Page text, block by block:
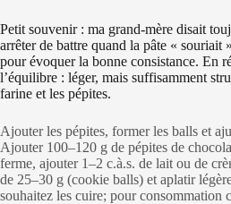
Petit souvenir : ma grand-mère disait
arrêter de battre quand la pâte « souriait
pour évoquer la bonne consistance. En
l’équilibre : léger, mais suffisamment
farine et les pépites.
Ajouter les pépites, former les balls et
Ajouter 100–120 g de pépites de
ferme, ajouter 1–2 c.à.s. de lait ou de
de 25–30 g (cookie balls) et aplatir
souhaitez les cuire; pour consommation